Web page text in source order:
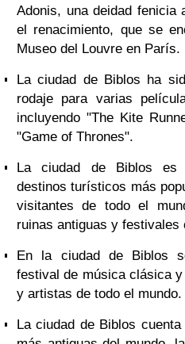
Adonis, una deidad fenicia
el renacimiento, que se
Museo del Louvre en París.
La ciudad de Biblos ha
rodaje para varias
incluyendo "The Kite
"Game of Thrones".
La ciudad de Biblos es
destinos turísticos más
visitantes de todo el
ruinas antiguas y festivales
En la ciudad de Biblos
festival de música clásica
y artistas de todo el mundo.
La ciudad de Biblos